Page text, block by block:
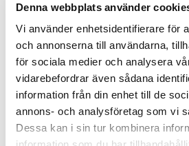
Denna webbplats använder
Vi använder enhetsidentifierare för
och annonserna till användarna,
för sociala medier och analysera
vidarebefordrar även sådana
information från din enhet till de
annons- och analysföretag som vi
Dessa kan i sin tur kombinera
ska man kunna betala med vanligt
Elektroskandia på Nordic Mobile
2024
2024-05-01
Välkommen till vår monter K16!
Värt att veta om...AFIR – ladda bilen
Ny lag som innebär fler laddnings-/
Elektroskandia Säkerhets roadshow